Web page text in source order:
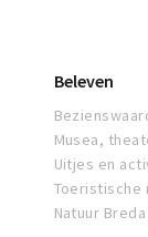
Beleven
Musea,
Uitjes en
Toeristische
Natuur Breda